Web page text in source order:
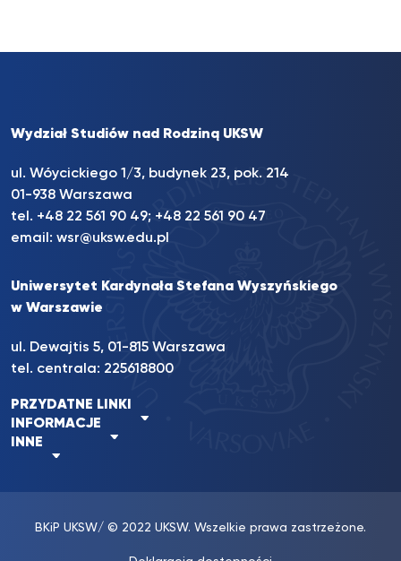
Wydział Studiów nad Rodziną UKSW
ul. Wóycickiego 1/3, budynek 23, pok. 214
01-938 Warszawa
tel. +48 22 561 90 49; +48 22 561 90 47
email: wsr@uksw.edu.pl
Uniwersytet Kardynała Stefana Wyszyńskiego
w Warszawie
ul. Dewajtis 5, 01-815 Warszawa
tel. centrala: 225618800
PRZYDATNE LINKI
INFORMACJE
INNE
BKiP UKSW/ © 2022 UKSW. Wszelkie prawa zastrzeżone.